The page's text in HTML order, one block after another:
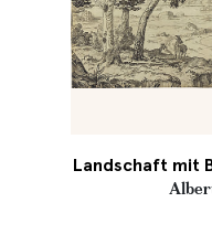
Landschaft mit